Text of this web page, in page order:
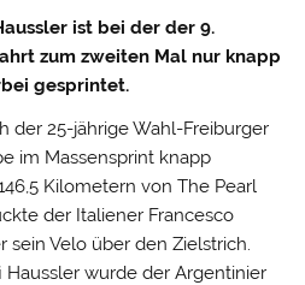
ist bei der der 9.
zum zweiten Mal nur knapp
gesprintet.
der 25-jährige Wahl-Freiburger
im Massensprint knapp
Kilometern von The Pearl
der Italiener Francesco
sein Velo über den Zielstrich.
wurde der Argentinier